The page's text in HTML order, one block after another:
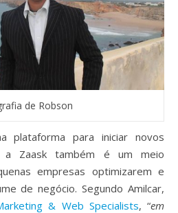
de Robson
plataforma para iniciar novos
a Zaask também é um meio
empresas optimizarem e
de negócio. Segundo Amilcar,
& Web Specialists, “em